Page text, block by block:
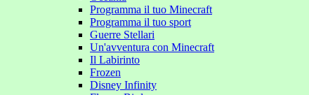
Programma il tuo Minecraft
Programma il tuo sport
Guerre Stellari
Un'avventura con Minecraft
Il Labirinto
Frozen
Disney Infinity